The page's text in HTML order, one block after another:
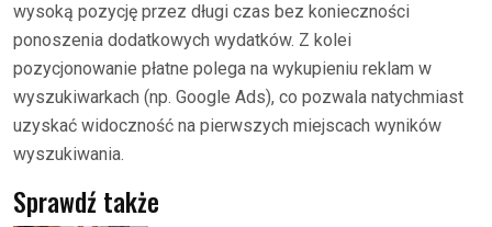
wysoką pozycję przez długi czas bez konieczności
ponoszenia dodatkowych wydatków. Z kolei
pozycjonowanie płatne polega na wykupieniu reklam w
wyszukiwarkach (np. Google Ads), co pozwala natychmiast
uzyskać widoczność na pierwszych miejscach wyników
wyszukiwania.
Sprawdź także